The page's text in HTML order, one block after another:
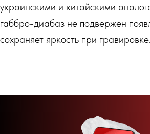
украинскими и китайскими
габбро-диабаз не подвержен
сохраняет яркость при гравировке.